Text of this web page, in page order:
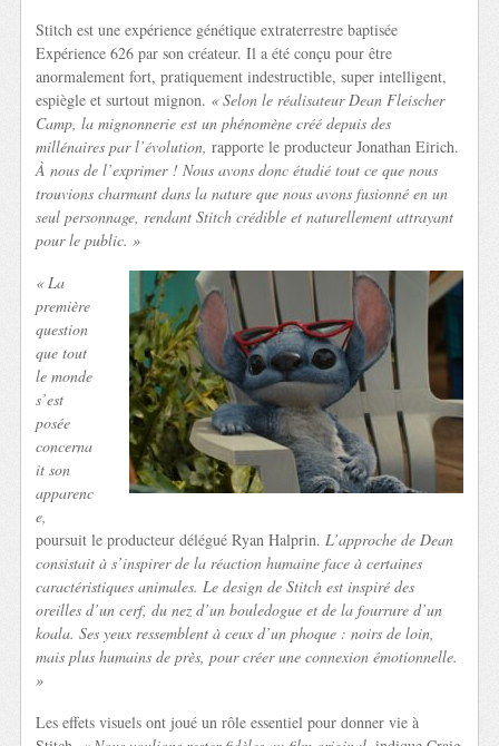
Stitch est une expérience génétique extraterrestre baptisée
Expérience 626 par son créateur. Il a été conçu pour être
anormalement fort, pratiquement indestructible, super intelligent,
espiègle et surtout mignon. « Selon le réalisateur Dean Fleischer
Camp, la mignonnerie est un phénomène créé depuis des
millénaires par l’évolution, rapporte le producteur Jonathan Eirich.
À nous de l’exprimer ! Nous avons donc étudié tout ce que nous
trouvions charmant dans la nature que nous avons fusionné en un
seul personnage, rendant Stitch crédible et naturellement attrayant
pour le public. »
« La
première
question
que tout
le monde
s’est
posée
concerna
it son
apparenc
e,
poursuit le producteur délégué Ryan Halprin. L’approche de Dean
consistait à s’inspirer de la réaction humaine face à certaines
caractéristiques animales. Le design de Stitch est inspiré des
oreilles d’un cerf, du nez d’un bouledogue et de la fourrure d’un
koala. Ses yeux ressemblent à ceux d’un phoque : noirs de loin,
mais plus humains de près, pour créer une connexion émotionnelle.
»
Les effets visuels ont joué un rôle essentiel pour donner vie à